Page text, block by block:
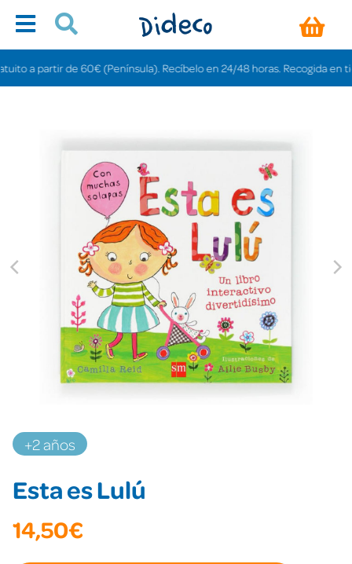
a partir de 60€ (Península). Recíbelo en 24/48 horas. Recogida en
+2 años
Esta es Lulú
14,50€